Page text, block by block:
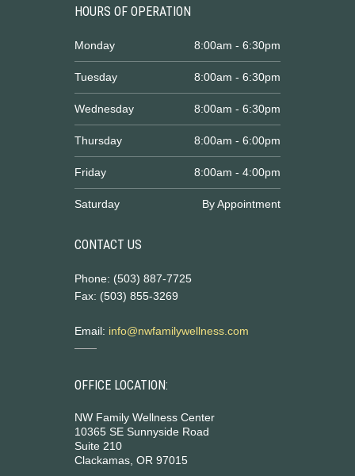
HOURS OF OPERATION
Monday 8:00am - 6:30pm
Tuesday 8:00am - 6:30pm
Wednesday 8:00am - 6:30pm
Thursday 8:00am - 6:00pm
Friday 8:00am - 4:00pm
Saturday By Appointment
CONTACT US
Phone: (503) 887-7725
Fax: (503) 855-3269
Email: info@nwfamilywellness.com
OFFICE LOCATION:
NW Family Wellness Center
10365 SE Sunnyside Road
Suite 210
Clackamas, OR 97015